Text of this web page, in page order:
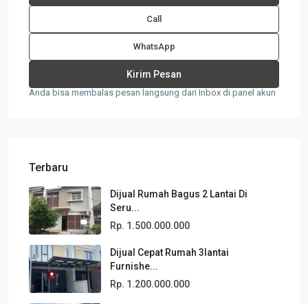
Call
WhatsApp
Anda bisa membalas pesan langsung dari Inbox di panel akun
Terbaru
Dijual Rumah Bagus 2 Lantai Di
Seru...
Rp. 1.500.000.000
Dijual Cepat Rumah 3lantai
Furnishe...
Rp. 1.200.000.000